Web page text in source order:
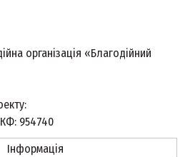
організація «Благодійний
954740
Інформація